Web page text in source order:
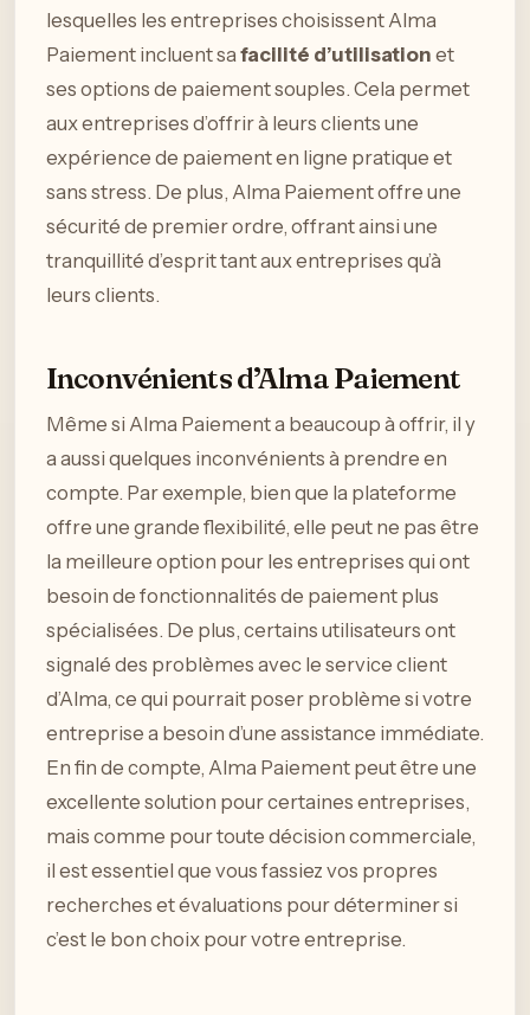
lesquelles les entreprises choisissent Alma
Paiement incluent safacilité d’utilisation et
ses options de paiement souples. Cela permet
aux entreprises d’offrir à leurs clients une
expérience de paiement en ligne pratique et
sans stress. De plus, Alma Paiement offre une
sécurité de premier ordre, offrant ainsi une
tranquillité d’esprit tant aux entreprises qu’à
leurs clients.
Inconvénients d’Alma Paiement
Même si Alma Paiement a beaucoup à offrir, il y
a aussi quelques inconvénients à prendre en
compte. Par exemple, bien que la plateforme
offre une grande flexibilité, elle peut ne pas être
la meilleure option pour les entreprises qui ont
besoin de fonctionnalités de paiement plus
spécialisées. De plus, certains utilisateurs ont
signalé des problèmes avec le service client
d’Alma, ce qui pourrait poser problème si votre
entreprise a besoin d’une assistance immédiate.
En fin de compte, Alma Paiement peut être une
excellente solution pour certaines entreprises,
mais comme pour toute décision commerciale,
il est essentiel que vous fassiez vos propres
recherches et évaluations pour déterminer si
c’est le bon choix pour votre entreprise.